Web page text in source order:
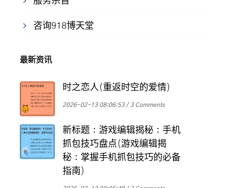
咨询918博天堂
最新资讯
时之恋人(重返时空的爱情)
2026-02-13 08:06:53 3 Comments
新标题：游戏编辑揭秘：手机
抓包技巧盘点(游戏编辑揭
秘：掌握手机抓包技巧的必备
指南)